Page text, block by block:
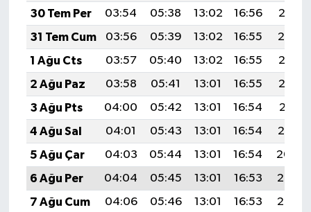
30 Tem Per
03:54 05:38 13:02 16:56
20:15
31 Tem Cum
03:56 05:39 13:02 16:55
20:14
1 Ağu Cts
03:57 05:40 13:02 16:55
20:13
2 Ağu Paz
03:58 05:41 13:01 16:55
20:12
3 Ağu Pts
04:00 05:42 13:01 16:54
20:11
4 Ağu Sal
04:01 05:43 13:01 16:54
20:10
5 Ağu Çar
04:03 05:44 13:01 16:54
20:09
6 Ağu Per
04:04 05:45 13:01 16:53
20:07
7 Ağu Cum
04:06 05:46 13:01 16:53
20:06